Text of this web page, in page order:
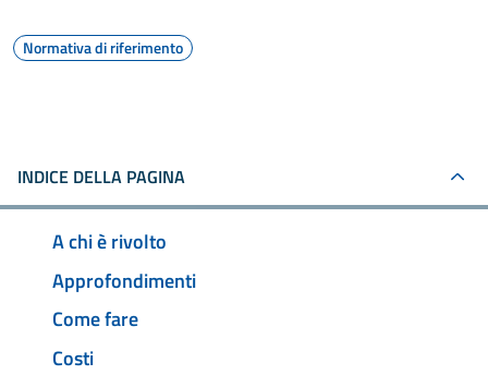
Normativa di riferimento
INDICE DELLA PAGINA
A chi è rivolto
Approfondimenti
Come fare
Costi